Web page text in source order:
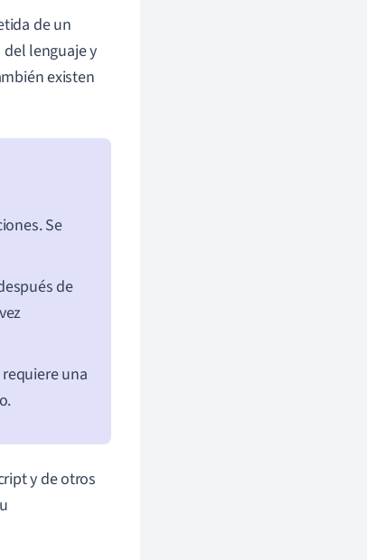
de un
lenguaje y
existen
Se
de
una
y de otros